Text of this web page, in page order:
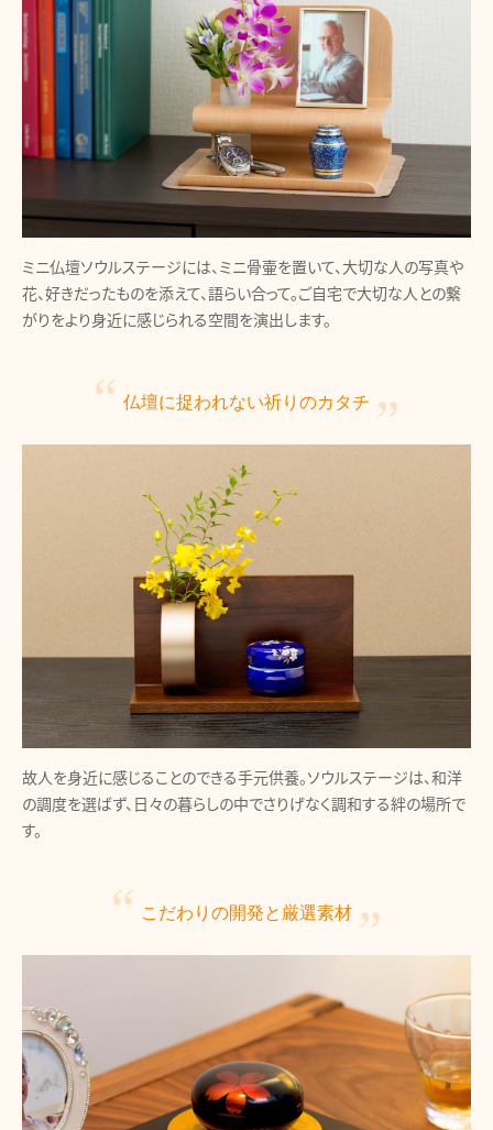
ミニ仏壇ソウルステージには、ミニ骨壷を置いて、大切な人の写真や
花、好きだったものを添えて、語らい合って。ご自宅で大切な人との繋
がりをより身近に感じられる空間を演出します。
仏壇に捉われない祈りのカタチ
故人を身近に感じることのできる手元供養。ソウルステージは、和洋
の調度を選ばず、日々の暮らしの中でさりげなく調和する絆の場所で
す。
こだわりの開発と 厳選素材